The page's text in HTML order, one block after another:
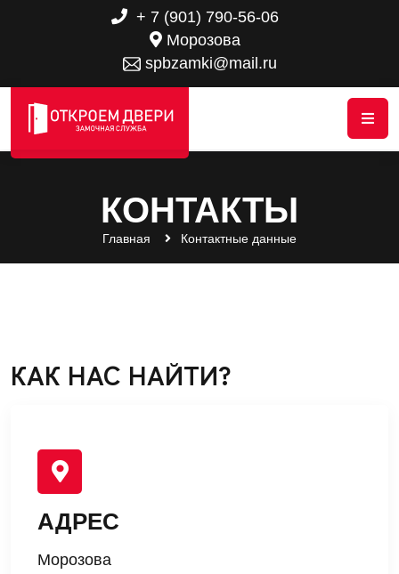
+ 7 (901) 790-56-06
Морозова
spbzamki@mail.ru
КОНТАКТЫ
Главная Контактные данные
КАК НАС НАЙТИ?
АДРЕС
Морозова